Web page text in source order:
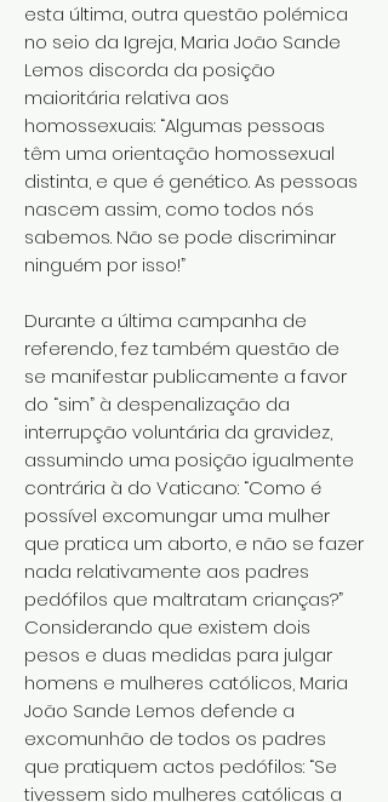
esta última, outra questão polémica
no seio da Igreja, Maria João Sande
Lemos discorda da posição
maioritária relativa aos
homossexuais: “Algumas pessoas
têm uma orientação homossexual
distinta, e que é genético. As pessoas
nascem assim, como todos nós
sabemos. Não se pode discriminar
ninguém por isso!”
Durante a última campanha de
referendo, fez também questão de
se manifestar publicamente a favor
do “sim” à despenalização da
interrupção voluntária da gravidez,
assumindo uma posição igualmente
contrária à do Vaticano: “Como é
possível excomungar uma mulher
que pratica um aborto, e não se fazer
nada relativamente aos padres
pedófilos que maltratam crianças?”
Considerando que existem dois
pesos e duas medidas para julgar
homens e mulheres católicos, Maria
João Sande Lemos defende a
excomunhão de todos os padres
que pratiquem actos pedófilos: “Se
tivessem sido mulheres católicas a